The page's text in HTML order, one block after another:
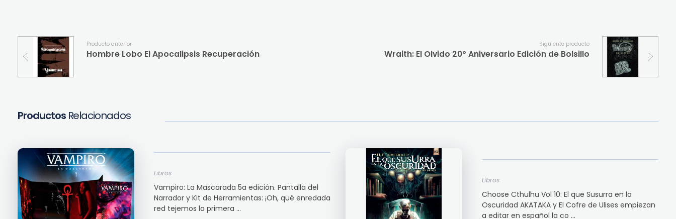
Producto anterior
Hombre Lobo El Apocalipsis Recuperación
Siguiente producto
Wraith: El Olvido 20º Aniversario Edición de Bolsillo
ProductosRelacionados
Libros
Vampiro: La Mascarada 5a edición. Pantalla del
Narrador y Kit de Herramientas: ¡Oh, qué enredada
red tejemos la primera ...
Libros
Choose Cthulhu Vol 10: El que Susurra en la
Oscuridad AKATAKA y El Cofre de Ulises empiezan
a editar en español la co ...